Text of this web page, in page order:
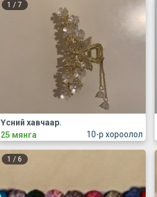
1 /7
10-р хороолол
Үсний хавчаар.
25 мянга
1 /6